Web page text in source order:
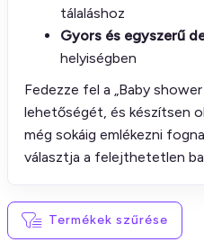
tálaláshoz
Gyors és egyszerű
helyiségben
Fedezze fel a „Baby
lehetőségét, és készítsen
még sokáig emlékezni
választja a felejthetetlen
Termékek szűrése